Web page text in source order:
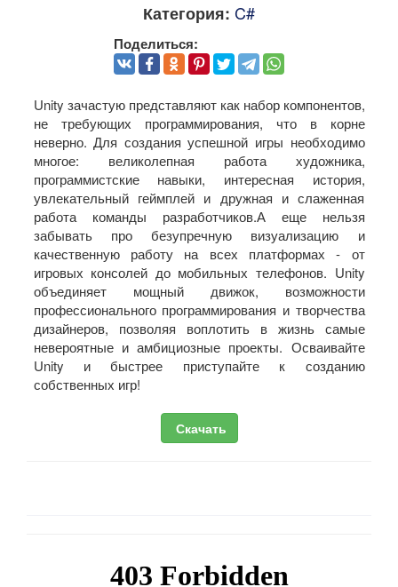
Категория: C#
Поделиться:
Unity зачастую представляют как набор компонентов,
не требующих программирования, что в корне
неверно. Для создания успешной игры необходимо
многое: великолепная работа художника,
программистские навыки, интересная история,
увлекательный геймплей и дружная и слаженная
работа команды разработчиков.А еще нельзя
забывать про безупречную визуализацию и
качественную работу на всех платформах - от
игровых консолей до мобильных телефонов. Unity
объединяет мощный движок, возможности
профессионального программирования и творчества
дизайнеров, позволяя воплотить в жизнь самые
невероятные и амбициозные проекты. Осваивайте
Unity и быстрее приступайте к созданию
собственных игр!
Скачать